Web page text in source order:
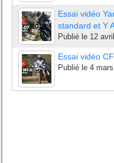
Essai vidéo
standard et Y
Publié le 12
Essai vidéo
Publié le 4